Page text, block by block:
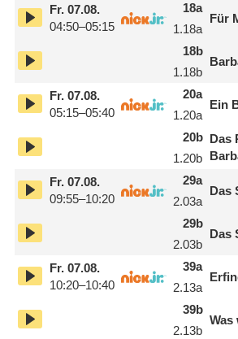
Fr.07.08.
04:50–05:15
18
1.18
a
a
Für
18
1.18
b
b
Fr.07.08.
05:15–05:40
20
1.20
a
a
Ein
20
1.20
b
b
Das
Fr.07.08.
09:55–10:20
29
2.03
a
a
Das
29
2.03
b
b
Das
Fr.07.08.
10:20–10:40
39
2.13
a
a
39
2.13
b
b